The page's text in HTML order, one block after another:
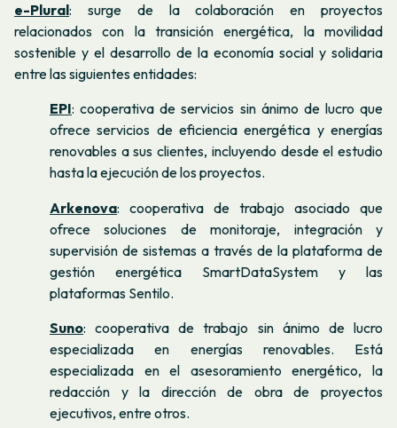
e-Plural: surge de la colaboración en proyectos
relacionados con la transición energética, la movilidad
sostenible y el desarrollo de la economía social y solidaria
entre las siguientes entidades:
EPI: cooperativa de servicios sin ánimo de lucro que
ofrece servicios de eficiencia energética y energías
renovables a sus clientes, incluyendo desde el estudio
hasta la ejecución de los proyectos.
Arkenova: cooperativa de trabajo asociado que
ofrece soluciones de monitoraje, integración y
supervisión de sistemas a través de la plataforma de
gestión energética SmartDataSystem y las
plataformas Sentilo.
Suno: cooperativa de trabajo sin ánimo de lucro
especializada en energías renovables. Está
especializada en el asesoramiento energético, la
redacción y la dirección de obra de proyectos
ejecutivos, entre otros.